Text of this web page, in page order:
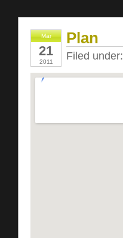
Mar
21
2011
Plan
Filed under: